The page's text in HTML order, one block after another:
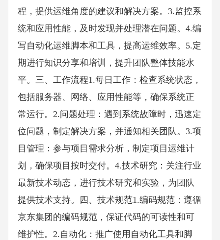
程，提供运维角度的建议和解决方案。3.监控系
统和应用性能，及时发现并处理潜在问题。4.编
写自动化运维脚本和工具，提高运维效率。5.定
期进行知识分享和培训，提升团队整体技能水
平。三、工作流程1.每日工作：检查系统状态，
包括服务器、网络、应用性能等，确保系统正
常运行。2.问题处理：遇到系统故障时，迅速定
位问题，制定解决方案，并通知相关团队。3.项
目管理：参与项目需求分析，制定项目运维计
划，确保项目按时交付。4.技术研究：关注行业
最新技术动态，进行技术研究和实验，为团队
提供技术支持。四、技术规范1.编码规范：遵循
京东集团的编码规范，保证代码的可读性和可
维护性。2.自动化：推广使用自动化工具和脚